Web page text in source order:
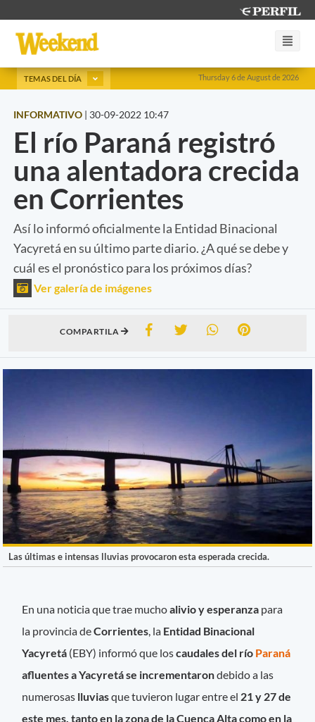
Thursday 6 de August de 2026
TEMAS DEL DÍA
INFORMATIVO | 30-09-2022 10:47
El río Paraná registró
una alentadora crecida
en Corrientes
Así lo informó oficialmente la Entidad Binacional
Yacyretá en su último parte diario. ¿A qué se debe y
cuál es el pronóstico para los próximos días?
Ver galería de imágenes
COMPARTILA
Las últimas e intensas lluvias provocaron esta esperada crecida.
En una noticia que trae muchoalivio y esperanza para
la provincia deCorrientes , la Entidad Binacional
Yacyretá (EBY) informó que loscaudales del río Paraná
afluentes a Yacyretá se incrementarondebido a las
numerosas lluviasque tuvieron lugar entre el 21 y 27 de
este mes, tanto en la zona de la Cuenca Alta como en la